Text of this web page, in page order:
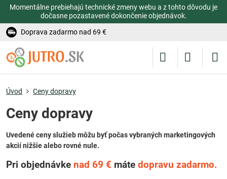
Momentálne prebiehajú technické zmeny webu a z tohto dôvodu je
dočasne pozastavené dokončenie objednávok.
Doprava zadarmo nad 69 €
Úvod Ceny dopravy
Ceny dopravy
Uvedené ceny služieb môžu byť počas vybraných marketingových
akcií nižšie alebo rovné nule.
Pri objednávke nad 69 € máte dopravu zadarmo.